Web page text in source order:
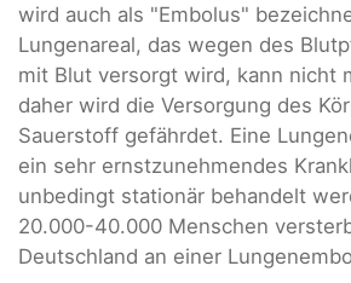
wird auch als "Embolus"
Lungenareal, das wegen des
mit Blut versorgt wird, kann nicht
daher wird die Versorgung des
Sauerstoff gefährdet. Eine
ein sehr ernstzunehmendes
unbedingt stationär behandelt
20.000-40.000 Menschen
Deutschland an einer